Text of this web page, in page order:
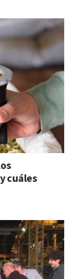
cuáles